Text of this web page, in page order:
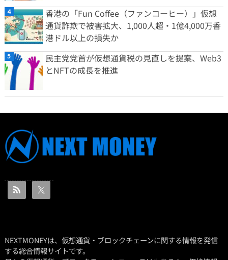
香港の「Fun Coffee（ファンコーヒー）」仮想
通貨詐欺で被害拡大、1,000人超・1億4,000万香
港ドル以上の損失か
民主党党首が仮想通貨税の見直しを提案、Web3
とNFTの成長を推進
NEXTMONEYは、仮想通貨・ブロックチェーンに関する情報を発信
する総合情報サイトです。